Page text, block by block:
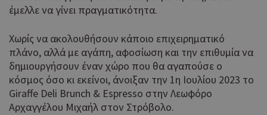
έμελλε να γίνει πραγματικότητα.
Χωρίς να ακολουθήσουν κάποιο επιχειρηματικό
πλάνο, αλλά με αγάπη, αφοσίωση και την επιθυμία να
δημιουργήσουν έναν χώρο που θα αγαπούσε ο
κόσμος όσο κι εκείνοι, άνοιξαν την 1η Ιουλίου 2023 το
Giraffe Deli Brunch & Espresso στην Λεωφόρο
Αρχαγγέλου Μιχαήλ στον Στρόβολο.